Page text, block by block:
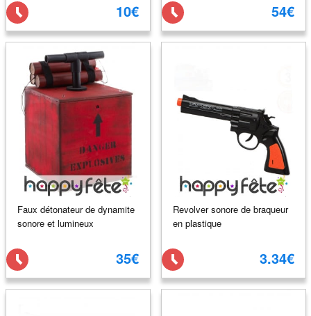
10€ 54€
Faux détonateur de dynamite
sonore et lumineux
35€
Revolver sonore de braqueur
en plastique
3.34€